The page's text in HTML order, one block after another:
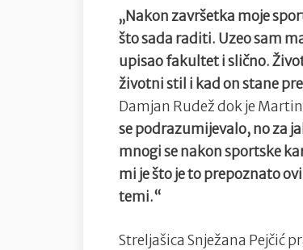
„Nakon završetka moje
što sada raditi. Uzeo sam
upisao fakultet i slično.
životni stil i kad on stane
Damjan Rudež dok je
se podrazumijevalo, no za
mnogi se nakon sportske
mi je što je to prepoznato
temi.“
Streljašica Snježana Pejčić